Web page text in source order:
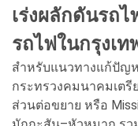
เร่งผลักดันรถ
รถไฟในกรุงเท
สำหรับแนวทางแก้ปัญ
กระทรวงคมนาคมเตรี
ส่วนต่อขยาย หรือ